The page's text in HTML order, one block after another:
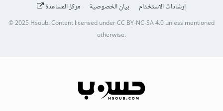
إرشادات الاستخدام
بيان الخصوصية مركز المساعدة
© 2025Hsoub.Content licensed underCC BY-NC-SA 4.0unless mentioned
otherwise.